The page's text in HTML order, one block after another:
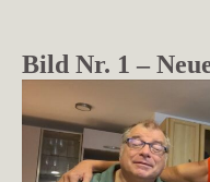
Bild Nr. 1 –